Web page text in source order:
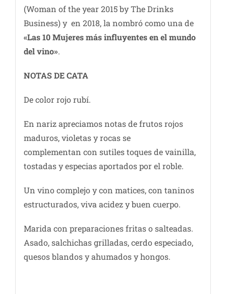
(Woman of the year 2015 by The Drinks
Business) y en 2018, la nombró como una de
«Las 10 Mujeres más influyentes en el mundo
del vino».
NOTAS DE CATA
De color rojo rubí.
En nariz apreciamos notas de frutos rojos
maduros, violetas y rocas se
complementan con sutiles toques de vainilla,
tostadas y especias aportados por el roble.
Un vino complejo y con matices, con taninos
estructurados, viva acidez y buen cuerpo.
Marida con preparaciones fritas o salteadas.
Asado, salchichas grilladas, cerdo especiado,
quesos blandos y ahumados y hongos.